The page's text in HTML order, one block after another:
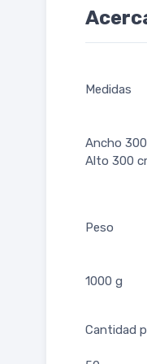
Medidas
Ancho
Alto 300
Peso
1000 g
Cantidad